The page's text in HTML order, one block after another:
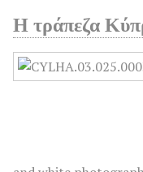
Η τράπεζα